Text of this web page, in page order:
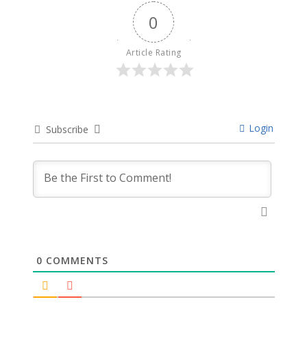
0
Article Rating
Subscribe Login
0 COMMENTS